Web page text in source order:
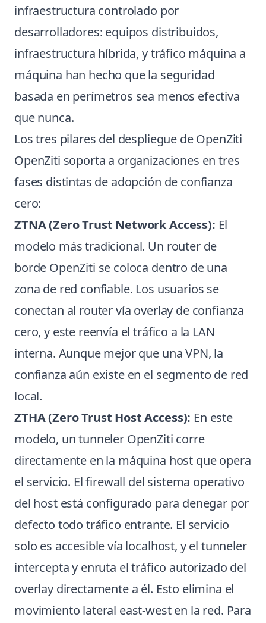
infraestructura controlado por
desarrolladores: equipos distribuidos,
infraestructura híbrida, y tráfico máquina a
máquina han hecho que la seguridad
basada en perímetros sea menos efectiva
que nunca.
Los tres pilares del despliegue de OpenZiti
OpenZiti soporta a organizaciones en tres
fases distintas de adopción de confianza
cero:
ZTNA (Zero Trust Network Access): El
modelo más tradicional. Un router de
borde OpenZiti se coloca dentro de una
zona de red confiable. Los usuarios se
conectan al router vía overlay de confianza
cero, y este reenvía el tráfico a la LAN
interna. Aunque mejor que una VPN, la
confianza aún existe en el segmento de red
local.
ZTHA (Zero Trust Host Access): En este
modelo, un tunneler OpenZiti corre
directamente en la máquina host que opera
el servicio. El firewall del sistema operativo
del host está configurado para denegar por
defecto todo tráfico entrante. El servicio
solo es accesible vía localhost, y el tunneler
intercepta y enruta el tráfico autorizado del
overlay directamente a él. Esto elimina el
movimiento lateral east-west en la red. Para